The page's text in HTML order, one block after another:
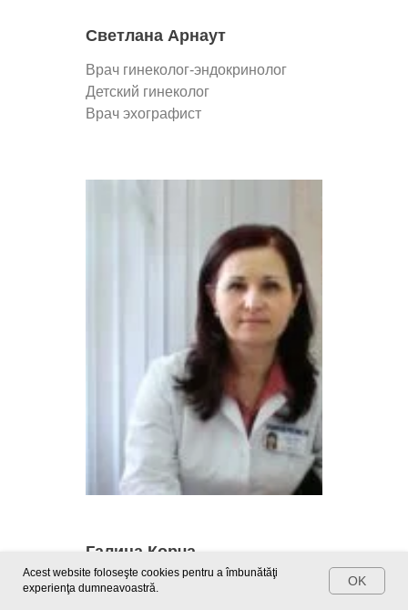
Acest website foloseşte cookies pentru a îmbunătăţi
experienţa dumneavoastră.
OK
Светлана Арнаут
Врач гинеколог-эндокринолог
Детский гинеколог
Врач эхографист
Галина Корча
Кандидат медицинских наук